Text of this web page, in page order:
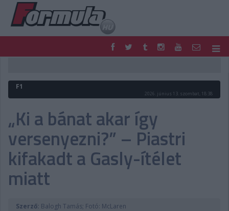
FORMULA
MOTOR
PODCAST
SHOP
TIPPJÁTÉK
DIGITÁLIS MAGAZIN
PONTÁLLÁSOK
VERSENYNAPTÁRAK
F1
2026. június 13. szombat, 18:38
„Ki a bánat akar így
versenyezni?” – Piastri
kifakadt a Gasly-ítélet
miatt
Szerző: Balogh Tamás; Fotó: McLaren